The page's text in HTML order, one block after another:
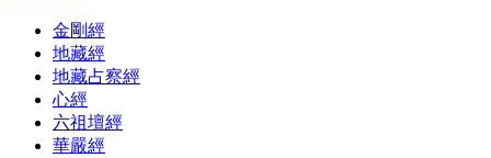
金剛經
地藏經
地藏占察經
心經
六祖壇經
華嚴經